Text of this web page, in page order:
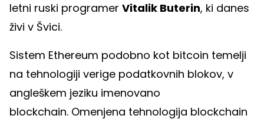
letni ruski programer Vitalik Buterin, ki danes
živi v Švici.
Sistem Ethereum podobno kot bitcoin temelji
na tehnologiji verige podatkovnih blokov, v
angleškem jeziku imenovano
blockchain. Omenjena tehnologija blockchain